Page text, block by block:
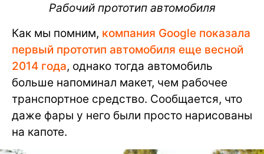
Рабочий прототип автомобиля
Как мы помним, компания Google показала
первый прототип автомобиля еще весной
2014 года, однако тогда автомобиль
больше напоминал макет, чем рабочее
транспортное средство. Сообщается, что
даже фары у него были просто нарисованы
на капоте.